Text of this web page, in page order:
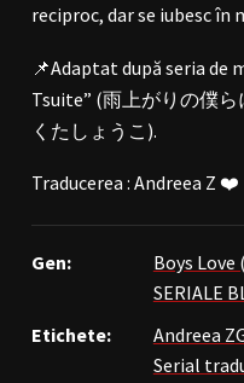
reciproc, dar se iubesc în
📌Adaptat după seria de
Tsuite” (雨上がりの僕ら
くたしょうこ).
Traducerea : Andreea Z ❤️
Gen: Boys Love
SERIALE
Etichete:
Andreea Z
Serial